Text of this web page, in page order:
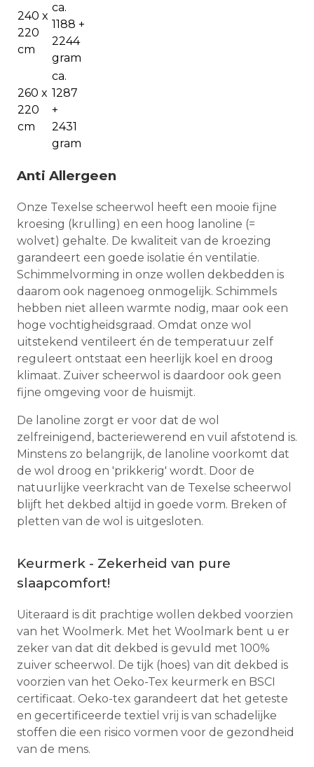
240 x
220
cm
ca.
1188 +
2244
gram
260 x
220
cm
ca.
1287
+
2431
gram
Anti Allergeen
Onze Texelse scheerwol heeft een mooie fijne
kroesing (krulling) en een hoog lanoline (=
wolvet) gehalte. De kwaliteit van de kroezing
garandeert een goede isolatie én ventilatie.
Schimmelvorming in onze wollen dekbedden is
daarom ook nagenoeg onmogelijk. Schimmels
hebben niet alleen warmte nodig, maar ook een
hoge vochtigheidsgraad. Omdat onze wol
uitstekend ventileert én de temperatuur zelf
reguleert ontstaat een heerlijk koel en droog
klimaat. Zuiver scheerwol is daardoor ook geen
fijne omgeving voor de huismijt.
De lanoline zorgt er voor dat de wol
zelfreinigend, bacteriewerend en vuil afstotend is.
Minstens zo belangrijk, de lanoline voorkomt dat
de wol droog en 'prikkerig' wordt. Door de
natuurlijke veerkracht van de Texelse scheerwol
blijft het dekbed altijd in goede vorm. Breken of
pletten van de wol is uitgesloten.
Keurmerk - Zekerheid van pure
slaapcomfort!
Uiteraard is dit prachtige wollen dekbed voorzien
van het Woolmerk. Met het Woolmark bent u er
zeker van dat dit dekbed is gevuld met 100%
zuiver scheerwol. De tijk (hoes) van dit dekbed is
voorzien van het Oeko-Tex keurmerk en BSCI
certificaat. Oeko-tex garandeert dat het geteste
en gecertificeerde textiel vrij is van schadelijke
stoffen die een risico vormen voor de gezondheid
van de mens.